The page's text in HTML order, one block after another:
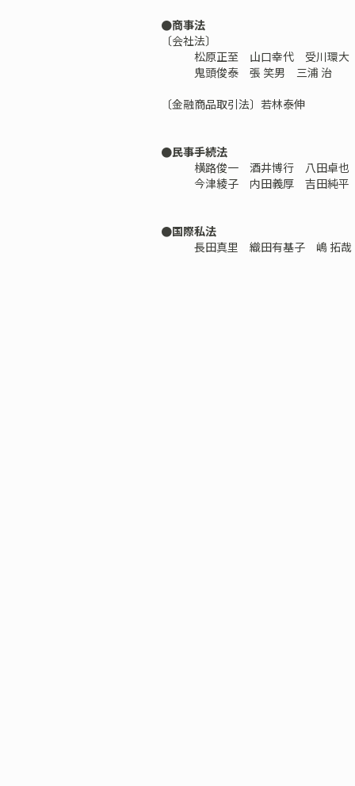
●商事法
〔会社法〕
松原正至 山口幸代 受川環大
鬼頭俊泰 張 笑男 三浦 治
〔金融商品取引法〕若林泰伸
●民事手続法
横路俊一 酒井博行 八田卓也
今津綾子 内田義厚 吉田純平
●国際私法
長田真里 織田有基子 嶋 拓哉